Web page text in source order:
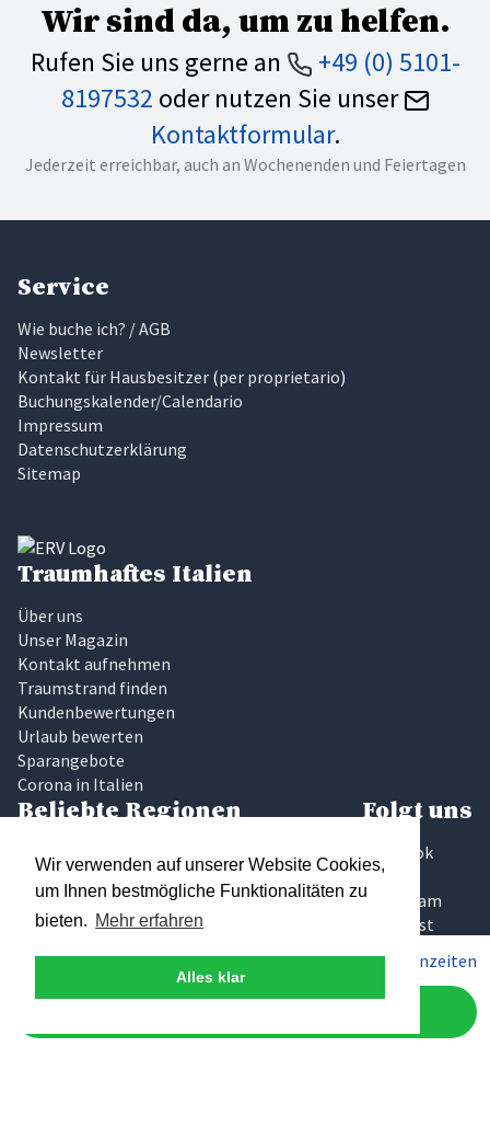
Wir verwenden auf unserer Website Cookies,
um Ihnen bestmögliche Funktionalitäten zu
bieten. Mehr erfahren
Alles klar
Pro Woche ab380€ Preise & Saisonzeiten
Wir sind da, um zu helfen.
Rufen Sie uns gerne an
+49 (0) 5101-
8197532 oder nutzen Sie unser
Kontaktformular.
Jederzeit erreichbar, auch an Wochenenden und Feiertagen
Service
Wie buche ich? / AGB
Newsletter
Kontakt für Hausbesitzer (per proprietario)
Buchungskalender/Calendario
Impressum
Datenschutzerklärung
Sitemap
Traumhaftes Italien
Über uns
Unser Magazin
Kontakt aufnehmen
Traumstrand finden
Kundenbewertungen
Urlaub bewerten
Sparangebote
Corona in Italien
Beliebte Regionen
Latium
Marken
Sardinien
Sizilien
Gardasee
Folgt uns
Facebook
Twitter
Instagram
Pinterest
Traumhaftes Italien